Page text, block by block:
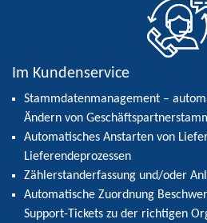
Im Kundenservice
Stammdatenmanagement –
Ändern von
Automatisches Anstarten von
Lieferendeprozessen
Zählerstanderfassung und/oder
Automatische Zuordnung
Support-Tickets zu der richtigen